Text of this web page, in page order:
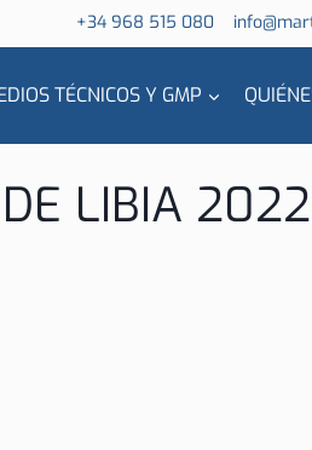
+34 968 515 080
TÉCNICOS Y GMP
LIBIA 2022